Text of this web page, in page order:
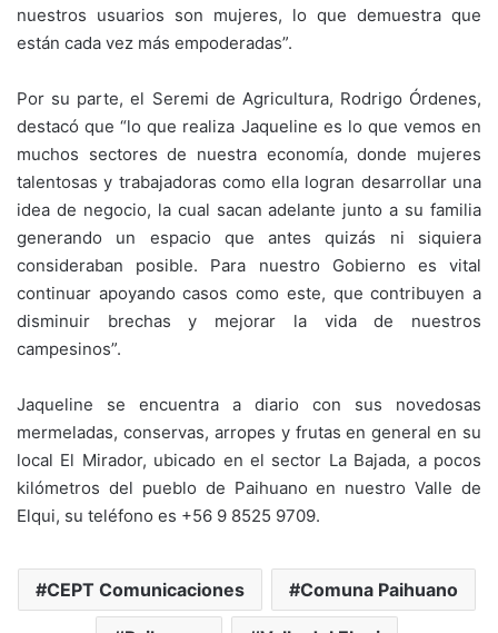
nuestros usuarios son mujeres, lo que demuestra que
están cada vez más empoderadas”.
Por su parte, el Seremi de Agricultura, Rodrigo Órdenes,
destacó que “lo que realiza Jaqueline es lo que vemos en
muchos sectores de nuestra economía, donde mujeres
talentosas y trabajadoras como ella logran desarrollar una
idea de negocio, la cual sacan adelante junto a su familia
generando un espacio que antes quizás ni siquiera
consideraban posible. Para nuestro Gobierno es vital
continuar apoyando casos como este, que contribuyen a
disminuir brechas y mejorar la vida de nuestros
campesinos”.
Jaqueline se encuentra a diario con sus novedosas
mermeladas, conservas, arropes y frutas en general en su
local El Mirador, ubicado en el sector La Bajada, a pocos
kilómetros del pueblo de Paihuano en nuestro Valle de
Elqui, su teléfono es +56 9 8525 9709.
CEPT Comunicaciones Comuna Paihuano